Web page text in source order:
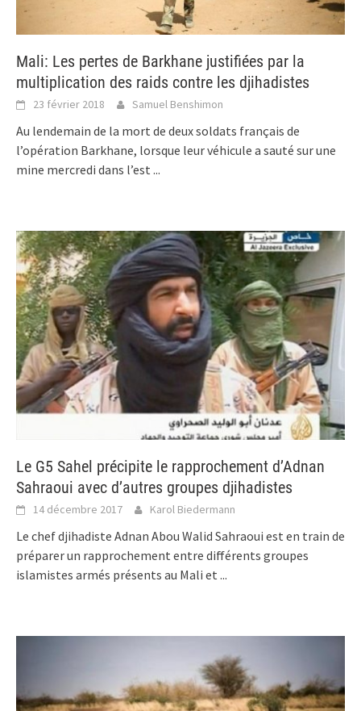
Mali: Les pertes de Barkhane justifiées par la
multiplication des raids contre les djihadistes
23 février 2018 Samuel Benshimon
Au lendemain de la mort de deux soldats français de
l’opération Barkhane, lorsque leur véhicule a sauté sur une
mine mercredi dans l’est ...
Le G5 Sahel précipite le rapprochement d’Adnan
Sahraoui avec d’autres groupes djihadistes
14 décembre 2017 Karol Biedermann
Le chef djihadiste Adnan Abou Walid Sahraoui est en train de
préparer un rapprochement entre différents groupes
islamistes armés présents au Mali et ...